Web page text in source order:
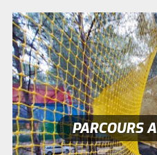
PARCOURS